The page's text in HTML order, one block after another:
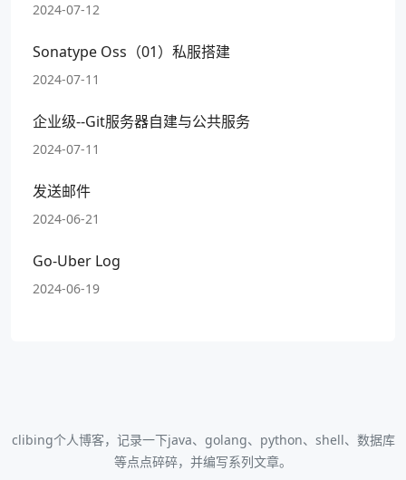
2024-07-12
Sonatype Oss（01）私服搭建
2024-07-11
企业级--Git服务器自建与公共服务
2024-07-11
发送邮件
2024-06-21
Go-Uber Log
2024-06-19
clibing个人博客，记录一下java、golang、python、shell、数据库
等点点碎碎，并编写系列文章。